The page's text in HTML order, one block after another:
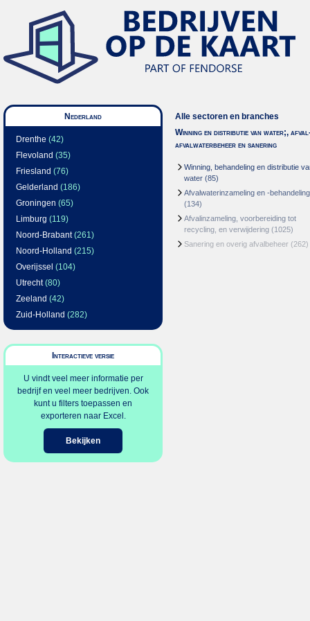
Nederland
Drenthe (42)
Flevoland (35)
Friesland (76)
Gelderland (186)
Groningen (65)
Limburg (119)
Noord-Brabant(261)
Noord-Holland (215)
Overijssel (104)
Utrecht(80)
Zeeland (42)
Zuid-Holland (282)
Interactieve versie
U vindt veel meer informatie per
bedrijf en veel meer bedrijven. Ook
kunt u filters toepassen en
exporteren naar Excel.
Bekijken
Alle sectoren en branches
Winning en distributie van water;,
afvalwaterbeheer en sanering
Winning, behandeling en distributie
water (85)
Afvalwaterinzameling en -behandeling
(134)
Afvalinzameling, voorbereiding tot
recycling, en verwijdering (1025)
Sanering en overig afvalbeheer (262)